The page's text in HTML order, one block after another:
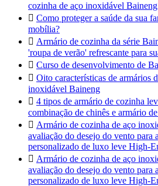
cozinha de aço inoxidável Baineng
 Como proteger a saúde da sua
mobília?
 Armário de cozinha da série
'roupa de verão' refrescante para
 Curso de desenvolvimento de
 Oito características de armários
inoxidável Baineng
 4 tipos de armário de cozinha
combinação de chinês e armário
 Armário de cozinha de aço
avaliação do desejo do vento para
personalizado de luxo leve High-
 Armário de cozinha de aço
avaliação do desejo do vento para
personalizado de luxo leve High-